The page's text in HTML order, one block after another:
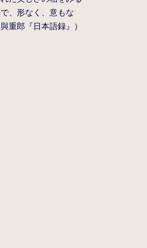
、形なく、意もな
重郎『日本語録』）